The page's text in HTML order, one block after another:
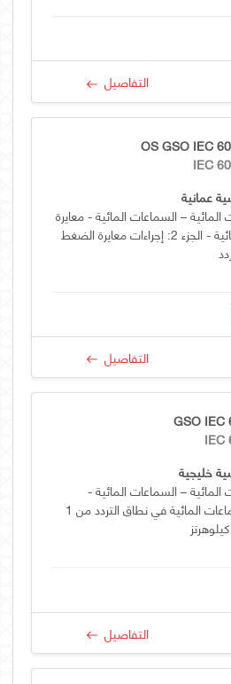
التفاصيل
OS GSO IEC
IEC
عمانية
– السماعات المائية - معايرة
السماعات المائية - الجزء 2: إجراءات معايرة الضغط
التفاصيل
GSO IEC
IEC
خليجية
– السماعات المائية -
خصائص السماعات المائية في نطاق التردد من 1
التفاصيل